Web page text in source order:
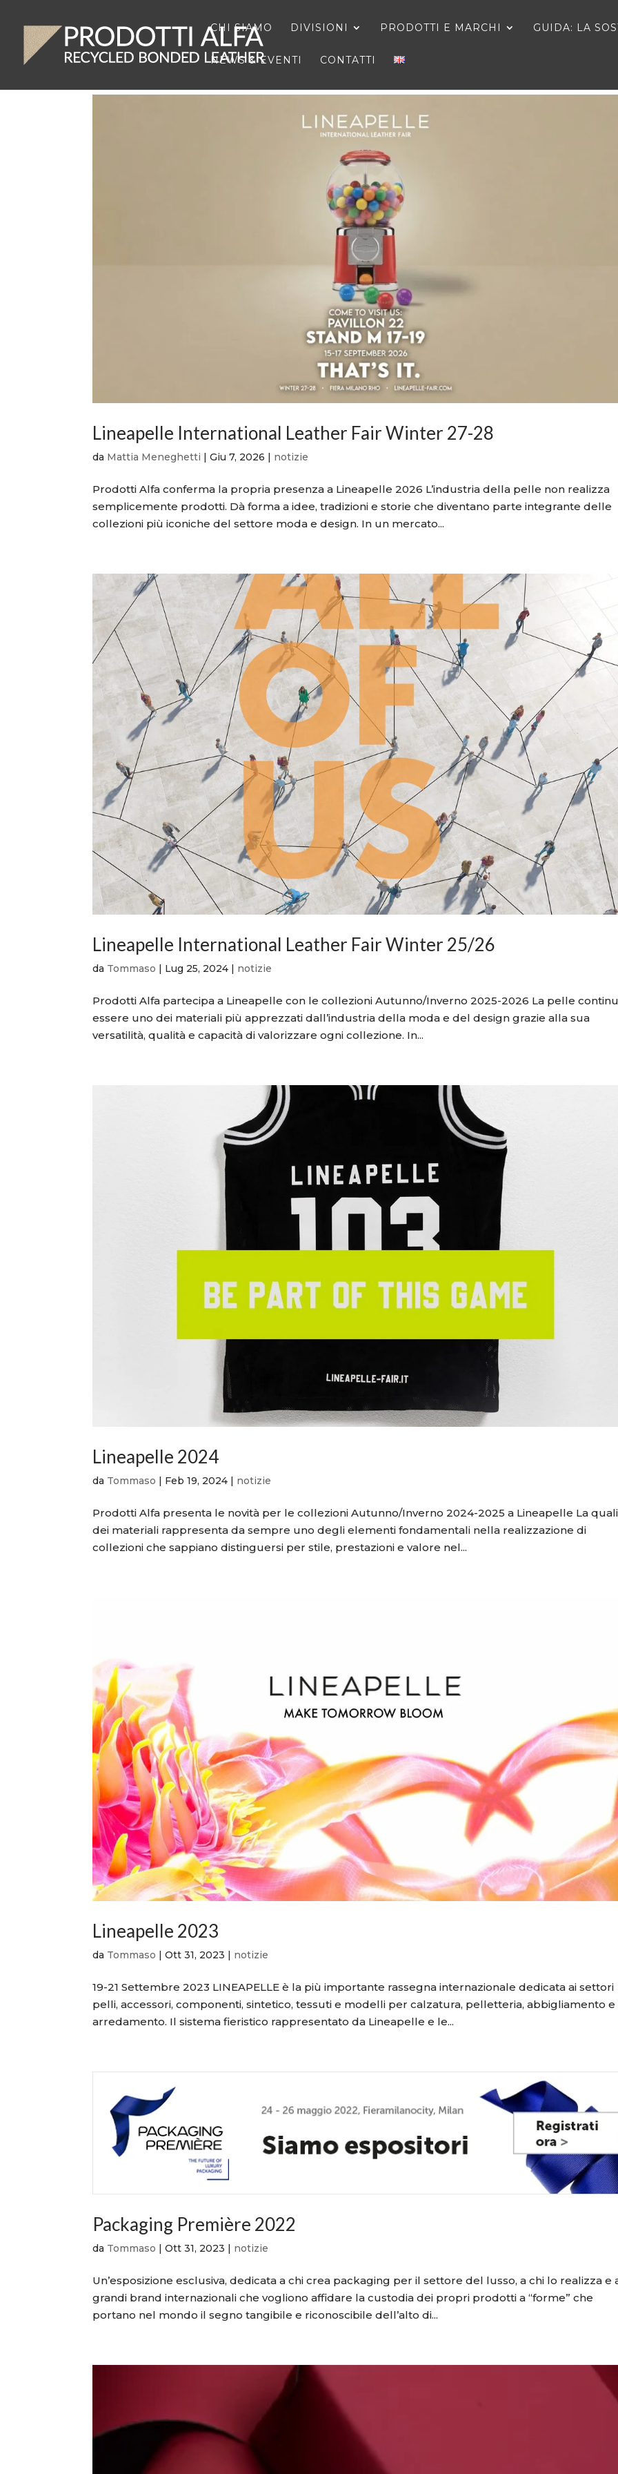
CHI SIAMO DIVISIONI PRODOTTI E MARCHI GUIDA: LA
NEWS & EVENTI CONTATTI
Lineapelle International Leather Fair Winter 27-28
da Mattia Meneghetti |Giu 7, 2026 | notizie
Prodotti Alfa conferma la propria presenza a Lineapelle 2026 L’industria della pelle non realizza
semplicemente prodotti. Dà forma a idee, tradizioni e storie che diventano parte integrante delle
collezioni più iconiche del settore moda e design. In un mercato...
Lineapelle International Leather Fair Winter 25/26
da Tommaso Lug 25, 2024 notizie
Prodotti Alfa partecipa a Lineapelle con le collezioni Autunno/Inverno 2025-2026 La pelle
essere uno dei materiali più apprezzati dall’industria della moda e del design grazie alla sua
versatilità, qualità e capacità di valorizzare ogni collezione. In...
Lineapelle 2024
da Tommaso | Feb 19, 2024 | notizie
Prodotti Alfa presenta le novità per le collezioni Autunno/Inverno 2024-2025 a Lineapelle La
dei materiali rappresenta da sempre uno degli elementi fondamentali nella realizzazione di
collezioni che sappiano distinguersi per stile, prestazioni e valore nel...
Lineapelle 2023
da Tommaso |Ott 31, 2023 | notizie
19-21 Settembre 2023 LINEAPELLE è la più importante rassegna internazionale dedicata ai settori
pelli, accessori, componenti, sintetico, tessuti e modelli per calzatura, pelletteria, abbigliamento e
arredamento. Il sistema fieristico rappresentato da Lineapelle e le...
Packaging Première 2022
da Tommaso |Ott 31, 2023 | notizie
Un’esposizione esclusiva, dedicata a chi crea packaging per il settore del lusso, a chi lo realizza e
grandi brand internazionali che vogliono affidare la custodia dei propri prodotti a “forme” che
portano nel mondo il segno tangibile e riconoscibile dell’alto di...